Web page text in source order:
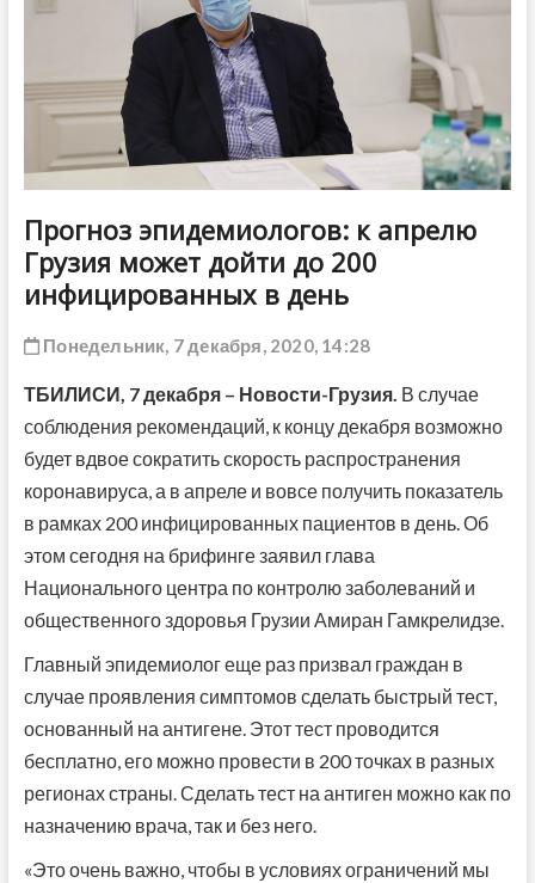
Прогноз эпидемиологов: к апрелю
Грузия может дойти до 200
инфицированных в день
Понедельник, 7 декабря, 2020, 14:28
ТБИЛИСИ, 7 декабря – Новости-Грузия. В случае
соблюдения рекомендаций, к концу декабря возможно
будет вдвое сократить скорость распространения
коронавируса, а в апреле и вовсе получить показатель
в рамках 200 инфицированных пациентов в день. Об
этом сегодня на брифинге заявил глава
Национального центра по контролю заболеваний и
общественного здоровья Грузии Амиран Гамкрелидзе.
Главный эпидемиолог еще раз призвал граждан в
случае проявления симптомов сделать быстрый тест,
основанный на антигене. Этот тест проводится
бесплатно, его можно провести в 200 точках в разных
регионах страны. Сделать тест на антиген можно как по
назначению врача, так и без него.
«Это очень важно, чтобы в условиях ограничений мы